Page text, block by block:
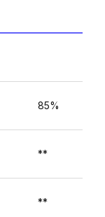
85%
**
**